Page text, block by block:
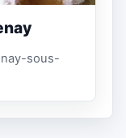
sous-